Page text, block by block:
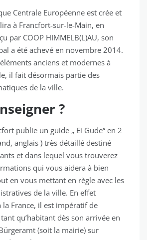
Centrale Européenne est crée et
à Francfort-sur-le-Main, en
par COOP HIMMELB(L)AU, son
a été achevé en novembre 2014.
anciens et modernes à
il fait désormais partie des
de la ville.
?
publie un guide „ Ei Gude“ en 2
anglais ) très détaillé destiné
et dans lequel vous trouverez
qui vous aidera à bien
en vous mettant en règle avec les
de la ville. En effet
France, il est impératif de
qu’habitant dès son arrivée en
(soit la mairie) sur